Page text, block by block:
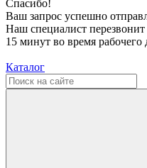
Спасибо!
Ваш запрос успешно
Наш специалист перезвонит
15 минут во время рабочего
Каталог